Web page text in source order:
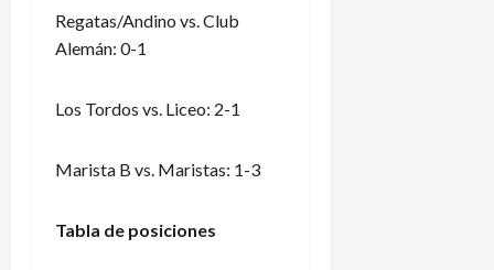
Regatas/Andino vs. Club
Alemán: 0-1
Los Tordos vs. Liceo: 2-1
Marista B vs. Maristas: 1-3
Tabla de posiciones